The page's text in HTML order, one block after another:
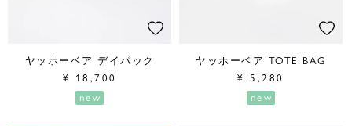
ヤッホーベア デイパック
¥ 18,700
new
ヤッホーベア TOTE BAG
¥ 5,280
new